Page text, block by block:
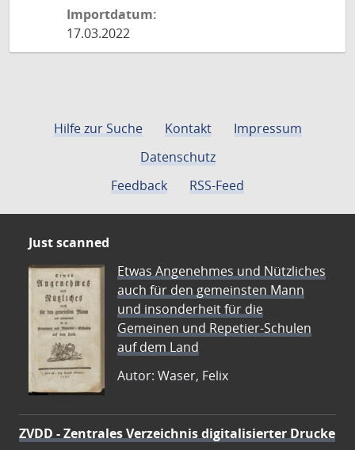
Importdatum:
17.03.2022
Hilfe zur Suche Kontakt
Impressum
Datenschutz
Feedback
RSS-Feed
Just scanned
Etwas Angenehmes und Nützliches
auch für den gemeinsten Mann
und insonderheit für die
Gemeinen und Repetier-Schulen
auf dem Land
Autor: Waser, Felix
ZVDD - Zentrales Verzeichnis digitalisierter Drucke